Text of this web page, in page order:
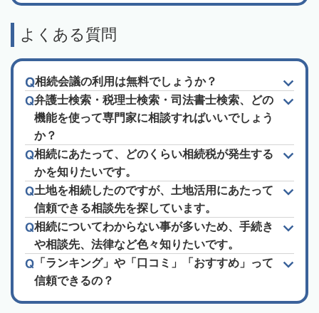
よくある質問
相続会議の利用は無料でしょうか？
弁護士検索・税理士検索・司法書士検索、どの
機能を使って専門家に相談すればいいでしょう
か？
相続にあたって、どのくらい相続税が発生する
かを知りたいです。
土地を相続したのですが、土地活用にあたって
信頼できる相談先を探しています。
相続についてわからない事が多いため、手続き
や相談先、法律など色々知りたいです。
「ランキング」や「口コミ」「おすすめ」って
信頼できるの？